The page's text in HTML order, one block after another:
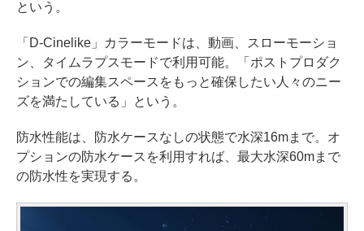
という。
「D-Cinelike」カラーモードは、動画、スローモーショ
ン、タイムラプスモードで利用可能。「ポストプロダク
ションでの編集スペースをもっと確保したい人々のニー
ズを満たしている」という。
防水性能は、防水ケースなしの状態で水深16mまで。オ
プションの防水ケースを利用すれば、最大水深60mまで
の防水性を実現する。